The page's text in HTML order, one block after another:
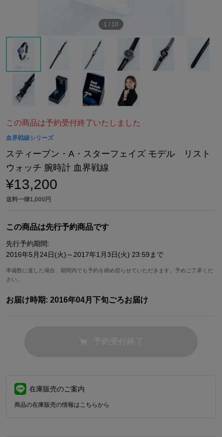
1 / 10
この商品は予約受付終了いたしました
血界戦線シリーズ
スティーブン・A・スターフェイズ モデル リスト
ウォッチ 腕時計 血界戦線
¥13,200
送料一律1,000円
この商品は先行予約商品です
先行予約期間:
2016年5月24日(火)～2017年1月3日(火) 23:59まで
準備数に達した場合、期間内でも予約を締め切らせていただきます。予めご了承くだ
さい。
お届け時期: 2016年04月下旬ごろお届け
在庫販売のご案内
商品の在庫販売の情報はこちらから